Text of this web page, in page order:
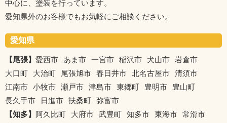
中心に、塗装を行っています。
愛知県外のお客様でもお気軽にご相談ください。
愛知県
【尾張】 愛西市 あま市 一宮市 稲沢市 犬山市 岩倉市
大口町
大治町 尾張旭市 春日井市 北名古屋市 清須市
江南市 小牧市 瀬戸市 津島市 東郷町 豊明市
豊山町
長久手市
日進市 扶桑町 弥富市
【知多】 阿久比町 大府市 武豊町 知多市 東海市 常滑市